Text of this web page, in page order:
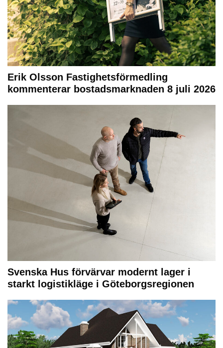
Erik Olsson Fastighetsförmedling
kommenterar bostadsmarknaden 8 juli 2026
Svenska Hus förvärvar modernt lager i
starkt logistikläge i Göteborgsregionen